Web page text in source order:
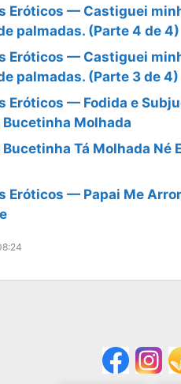
Eróticos — Castiguei
palmadas. (Parte 4 de 4)
Eróticos — Castiguei
palmadas. (Parte 3 de 4)
Eróticos — Fodida e
Bucetinha Molhada
Tá Molhada Né
Eróticos — Papai Me